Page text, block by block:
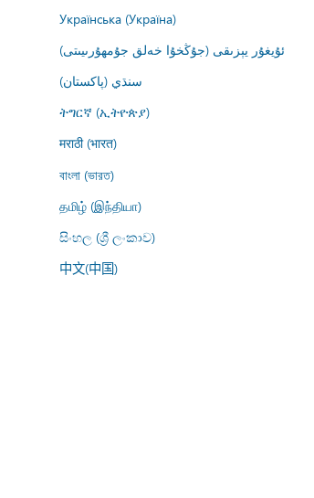
Українська (Україна)
ئۇيغۇر يېزىقى (جۇڭخۇا خەلق جۇمھۇرىيىتى)
سنڌي (پاکستان)
ትግርኛ (ኢትዮጵያ)
मराठी (भारत)
বাংলা (ভারত)
தமிழ் (இந்தியா)
සිංහල (ශ්‍රී ලංකාව)
中文(中国)